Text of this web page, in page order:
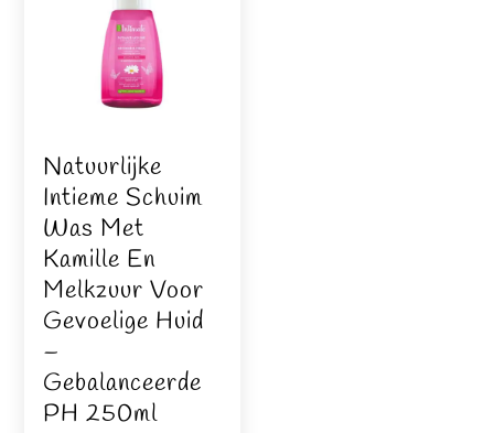
Natuurlijke
Intieme Schuim
Was Met
Kamille En
Melkzuur Voor
Gevoelige Huid
–
Gebalanceerde
PH 250ml